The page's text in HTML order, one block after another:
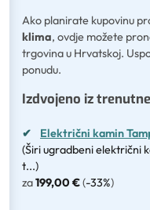
Ako planirate kupovinu
klima, ovdje možete
trgovina u Hrvatskoj.
ponudu.
Izdvojeno iz
✔
Električni kamin
(Širi ugradbeni električni
t...)
za199,00 €(-33%)